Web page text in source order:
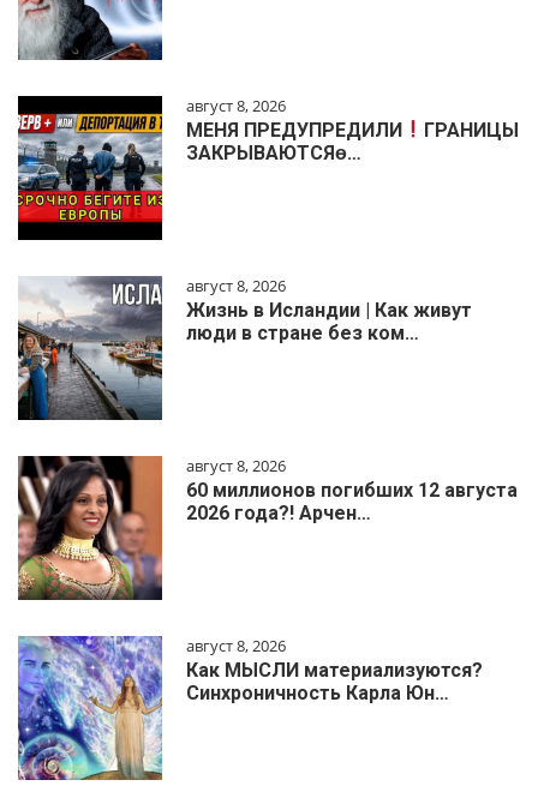
август 8, 2026
МЕНЯ ПРЕДУПРЕДИЛИ
ГРАНИЦЫ
ЗАКРЫВАЮТСЯɵ…
август 8, 2026
Жизнь в Исландии | Как живут
люди в стране без ком…
август 8, 2026
60 миллионов погибших 12 августа
2026 года?! Арчен…
август 8, 2026
Как МЫСЛИ материализуются?
Синхроничность Карла Юн…